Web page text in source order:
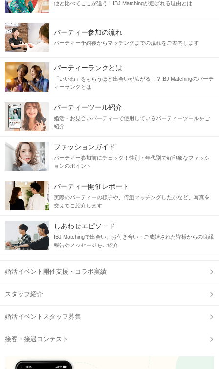
他と比べてここが違う！IBJ Matchingが選ばれる理由とは
パーティー参加の流れ
パーティー予約後からマッチングまでの流れをご案内します
パーティーランクとは
「いいね」をもらうほど出会いが広がる！？IBJ Matchingのパーテ
ィーランクとは
パーティーツール紹介
婚活・お見合いパーティーで使用しているパーティーツールをご
紹介
ファッションガイド
パーティー参加前にチェック！性別・年代別で好印象なファッシ
ョンのポイント
パーティー開催レポート
実際のパーティーの様子や、何組マッチングしたかなど、写真を
交えてご紹介します
しあわせエピソード
IBJ Matchingで出会い、お付き合い・ご成婚された皆様からの良縁
報告やメッセージをご紹介
婚活イベント開催支援・コラボ実績
スタッフ紹介
婚活イベントスタッフ募集
接客・接遇コンテスト